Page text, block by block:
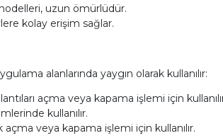
uzun ömürlüdür.
kolay erişim sağlar.
alanlarında yaygın olarak kullanılır:
açma veya kapama işlemi için
kullanılır.
veya kapama işlemi için kullanılır.